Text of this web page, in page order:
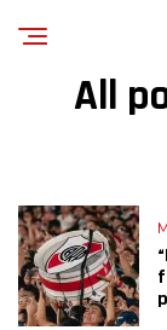
All